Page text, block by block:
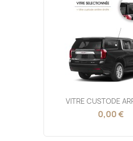
VITRE CUSTODE
0,00 €